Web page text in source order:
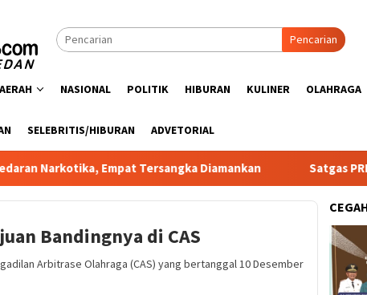
Pencarian
NASIONAL POLITIK HIBURAN KULINER OLAHRAGA
SELEBRITIS/HIBURAN ADVETORIAL
Empat Tersangka Diamankan Satgas PRR Pacu
Bandingnya di CAS
Arbitrase Olahraga (CAS) yang bertanggal 10 Desember